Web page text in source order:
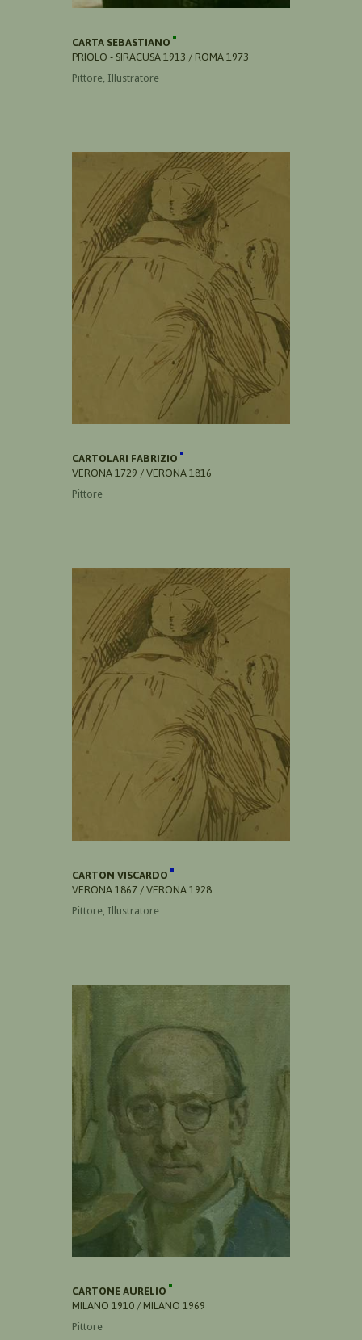
CARTA SEBASTIANO
PRIOLO - SIRACUSA 1913 / ROMA 1973
Pittore, Illustratore
CARTOLARI FABRIZIO
VERONA 1729 / VERONA 1816
Pittore
CARTON VISCARDO
VERONA 1867 / VERONA 1928
Pittore, Illustratore
CARTONE AURELIO
MILANO 1910 / MILANO 1969
Pittore